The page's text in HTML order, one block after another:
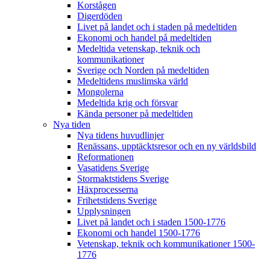
Korstågen
Digerdöden
Livet på landet och i staden på medeltiden
Ekonomi och handel på medeltiden
Medeltida vetenskap, teknik och
kommunikationer
Sverige och Norden på medeltiden
Medeltidens muslimska värld
Mongolerna
Medeltida krig och försvar
Kända personer på medeltiden
Nya tiden
Nya tidens huvudlinjer
Renässans, upptäcktsresor och en ny världsbild
Reformationen
Vasatidens Sverige
Stormaktstidens Sverige
Häxprocesserna
Frihetstidens Sverige
Upplysningen
Livet på landet och i staden 1500-1776
Ekonomi och handel 1500-1776
Vetenskap, teknik och kommunikationer 1500-
1776